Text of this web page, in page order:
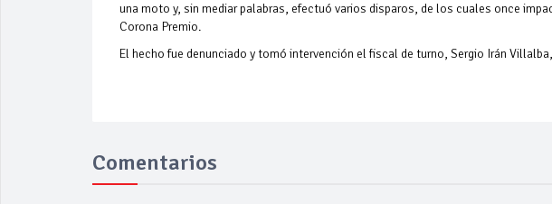
una moto y, sin mediar palabras, efectuó varios disparos, de los cuales once
Corona Premio.
El hecho fue denunciado y tomó intervención el fiscal de turno, Sergio Irán
Comentarios